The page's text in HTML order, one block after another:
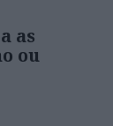
as
ou